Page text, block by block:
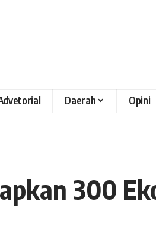
Daerah Opini
300